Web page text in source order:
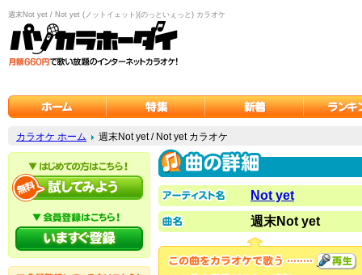
週末Not yet / Not yet (ノットイェット)(のっといぇっと) カラオケ
カラオケ ホーム 週末Not yet / Not yet カラオケ
Not yet
週末Not yet